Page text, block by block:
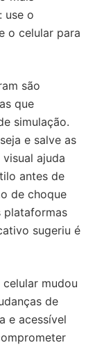
use o
o celular para
são
que
simulação.
e salve as
ajuda
antes de
de choque
plataformas
sugeriu é
mudou
de
e acessível